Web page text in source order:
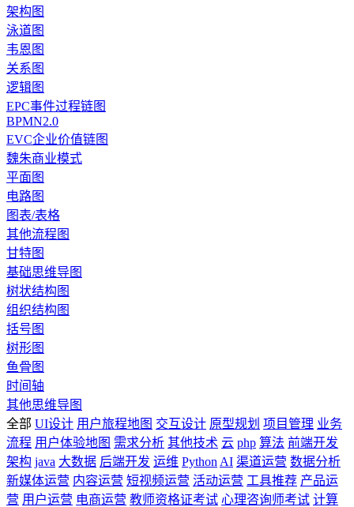
架构图
泳道图
韦恩图
关系图
逻辑图
EPC事件过程链图
BPMN2.0
EVC企业价值链图
魏朱商业模式
平面图
电路图
图表/表格
其他流程图
甘特图
基础思维导图
树状结构图
组织结构图
括号图
树形图
鱼骨图
时间轴
其他思维导图
全部 UI设计 用户旅程地图 交互设计 原型规划 项目管理 业务
流程 用户体验地图 需求分析 其他技术 云 php 算法 前端开发
架构 java 大数据 后端开发 运维 Python AI 渠道运营 数据分析
新媒体运营 内容运营 短视频运营 活动运营 工具推荐 产品运
营 用户运营 电商运营 教师资格证考试 心理咨询师考试 计算